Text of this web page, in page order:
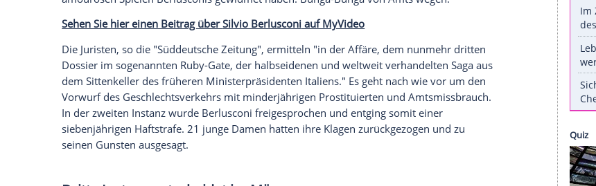
Im März entscheidet die dritte Instanz über das weitere Schicksal von Silvio Berlusconi und
der weltberühmten "Bunga-Bunga"-Affäre. Hat er tatsächlich 21 junge Frauen einfach
gekauft?
Bunga-Bunga und kein Ende. Wie immer es auch um die körperliche Befindlichkeit von
Silvio Berlusconi(78) bestellt sein mag - Bunga-Bunga wird ihm allemal zugetraut.
Zumindest: Ein bisschen was geht immer (noch). Diese Überzeugung treibt auch drei
Mailänder Untersuchungsrichter